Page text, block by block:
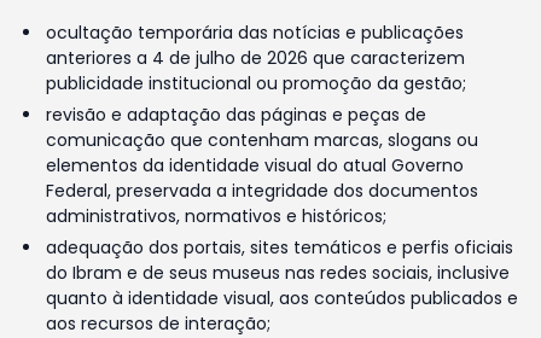
ocultação temporária das notícias e publicações
anteriores a 4 de julho de 2026 que caracterizem
publicidade institucional ou promoção da gestão;
revisão e adaptação das páginas e peças de
comunicação que contenham marcas, slogans ou
elementos da identidade visual do atual Governo
Federal, preservada a integridade dos documentos
administrativos, normativos e históricos;
adequação dos portais, sites temáticos e perfis oficiais
do Ibram e de seus museus nas redes sociais, inclusive
quanto à identidade visual, aos conteúdos publicados e
aos recursos de interação;